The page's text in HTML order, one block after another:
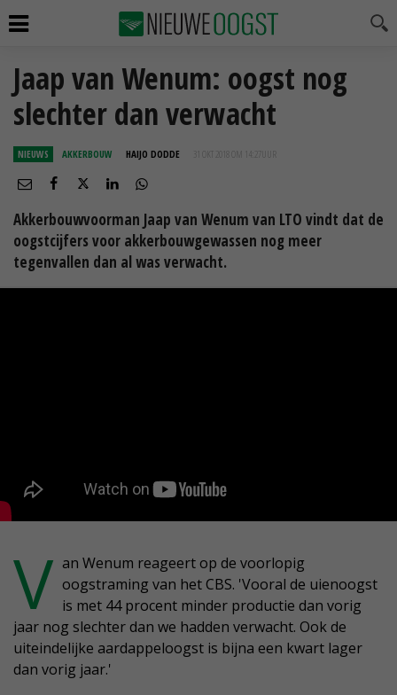
Jaap van Wenum: oogst nog
slechter dan verwacht
NIEUWS AKKERBOUW HAIJO DODDE 31 OKT 2018 OM 14:27
Akkerbouwvoorman Jaap van Wenum van LTO vindt dat de
oogstcijfers voor akkerbouwgewassen nog meer
tegenvallen dan al was verwacht.
V an Wenum reageert op de voorlopig
oogstraming van het CBS. 'Vooral de uienoogst
is met 44 procent minder productie dan vorig
jaar nog slechter dan we hadden verwacht. Ook de
uiteindelijke aardappeloogst is bijna een kwart lager
dan vorig jaar.'